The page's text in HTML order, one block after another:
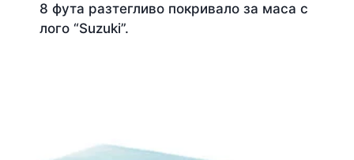
8 фута разтегливо покривало за маса с
лого “Suzuki”.